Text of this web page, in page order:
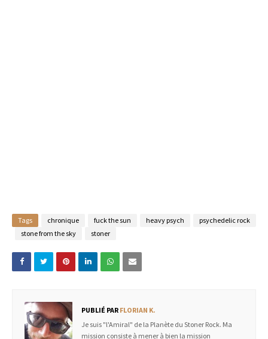
Tags chronique fuck the sun heavy psych
psychedelic rock
stone from the sky
stoner
PUBLIÉ PAR FLORIAN K.
Je suis "l'Amiral" de la Planète du Stoner Rock. Ma
mission consiste à mener à bien la mission